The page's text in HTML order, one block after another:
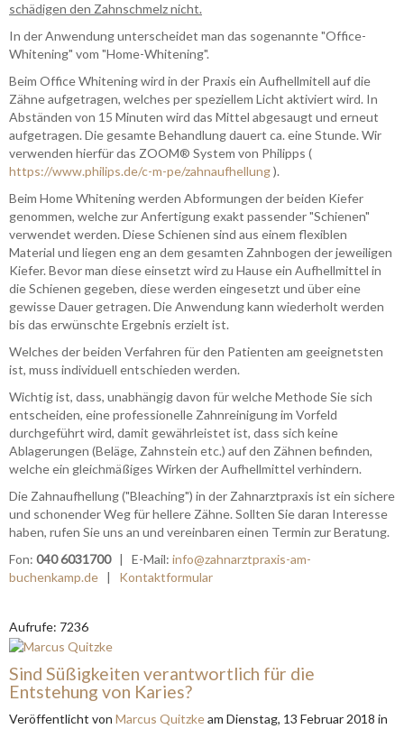
schädigen den Zahnschmelz nicht.
In der Anwendung unterscheidet man das sogenannte "Office-
Whitening" vom "Home-Whitening".
Beim Office Whitening wird in der Praxis ein Aufhellmitell auf die
Zähne aufgetragen, welches per speziellem Licht aktiviert wird. In
Abständen von 15 Minuten wird das Mittel abgesaugt und erneut
aufgetragen. Die gesamte Behandlung dauert ca. eine Stunde. Wir
verwenden hierfür das ZOOM® System von Philipps (
https://www.philips.de/c-m-pe/zahnaufhellung).
Beim Home Whitening werden Abformungen der beiden Kiefer
genommen, welche zur Anfertigung exakt passender "Schienen"
verwendet werden. Diese Schienen sind aus einem flexiblen
Material und liegen eng an dem gesamten Zahnbogen der jeweiligen
Kiefer. Bevor man diese einsetzt wird zu Hause ein Aufhellmittel in
die Schienen gegeben, diese werden eingesetzt und über eine
gewisse Dauer getragen. Die Anwendung kann wiederholt werden
bis das erwünschte Ergebnis erzielt ist.
Welches der beiden Verfahren für den Patienten am geeignetsten
ist, muss individuell entschieden werden.
Wichtig ist, dass, unabhängig davon für welche Methode Sie sich
entscheiden, eine professionelle Zahnreinigung im Vorfeld
durchgeführt wird, damit gewährleistet ist, dass sich keine
Ablagerungen (Beläge, Zahnstein etc.) auf den Zähnen befinden,
welche ein gleichmäßiges Wirken der Aufhellmittel verhindern.
Die Zahnaufhellung ("Bleaching") in der Zahnarztpraxis ist ein sichere
und schonender Weg für hellere Zähne. Sollten Sie daran Interesse
haben, rufen Sie uns an und vereinbaren einen Termin zur Beratung.
Fon: 040 6031700| E-Mail: info@zahnarztpraxis-am-
buchenkamp.de | Kontaktformular
Aufrufe: 7236
Sind Süßigkeiten verantwortlich für die
Entstehung von Karies?
Veröffentlicht von Marcus Quitzkeam Dienstag, 13 Februar 2018 in